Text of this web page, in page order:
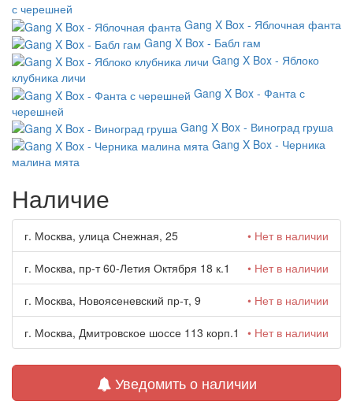
с черешней
Gang X Box - Яблочная фанта
Gang X Box - Бабл гам
Gang X Box - Яблоко
клубника личи
Gang X Box - Фанта с
черешней
Gang X Box - Виноград груша
Gang X Box - Черника
малина мята
Наличие
г. Москва, улица Снежная, 25 • Нет в наличии
г. Москва, пр-т 60-Летия Октября 18 к.1 • Нет в наличии
г. Москва, Новоясеневский пр-т, 9 • Нет в наличии
г. Москва, Дмитровское шоссе 113 корп.1 • Нет в наличии
Уведомить о наличии